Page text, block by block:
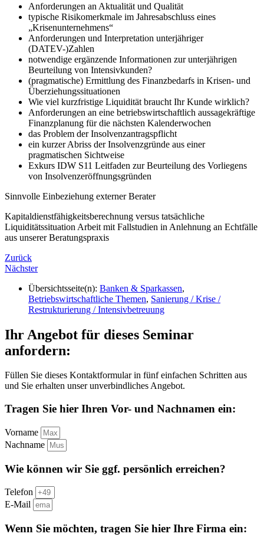
Anforderungen an Aktualität und Qualität
typische Risikomerkmale im Jahresabschluss eines
„Krisenunternehmens“
Anforderungen und Interpretation unterjähriger
(DATEV-)Zahlen
notwendige ergänzende Informationen zur unterjährigen
Beurteilung von Intensivkunden?
(pragmatische) Ermittlung des Finanzbedarfs in Krisen- und
Überziehungssituationen
Wie viel kurzfristige Liquidität braucht Ihr Kunde wirklich?
Anforderungen an eine betriebswirtschaftlich aussagekräftige
Finanzplanung für die nächsten Kalenderwochen
das Problem der Insolvenzantragspflicht
ein kurzer Abriss der Insolvenzgründe aus einer
pragmatischen Sichtweise
Exkurs IDW S11 Leitfaden zur Beurteilung des Vorliegens
von Insolvenzeröffnungsgründen
Sinnvolle Einbeziehung externer Berater
Kapitaldienstfähigkeitsberechnung versus tatsächliche
Liquiditätssituation Arbeit mit Fallstudien in Anlehnung an Echtfälle
aus unserer Beratungspraxis
Zurück
Nächster
Übersichtsseite(n): Banken & Sparkassen,
Betriebswirtschaftliche Themen, Sanierung / Krise /
Restrukturierung / Intensivbetreuung
Ihr Angebot für dieses Seminar
anfordern:
Füllen Sie dieses Kontaktformular in fünf einfachen Schritten aus
und Sie erhalten unser unverbindliches Angebot.
Tragen Sie hier Ihren Vor- und Nachnamen ein:
Vorname
Nachname
Wie können wir Sie ggf. persönlich erreichen?
Telefon
E-Mail
Wenn Sie möchten, tragen Sie hier Ihre Firma ein: